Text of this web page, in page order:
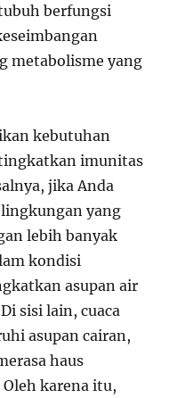
berfungsi
metabolisme yang
kebutuhan
imunitas
jika Anda
yang
lebih banyak
kondisi
asupan air
sisi lain, cuaca
asupan cairan,
haus
Oleh karena itu,